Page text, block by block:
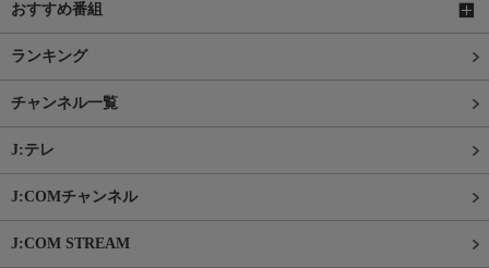
おすすめ番組
ランキング
チャンネル一覧
J:テレ
J:COMチャンネル
J:COM STREAM